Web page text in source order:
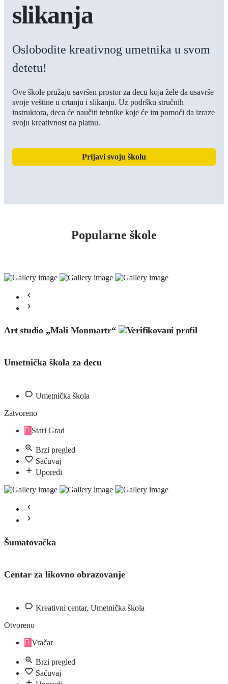
slikanja
Oslobodite kreativnog umetnika u svom
detetu!
Ove škole pružaju savršen prostor za decu koja žele da usavrše
svoje veštine u crtanju i slikanju. Uz podršku stručnih
instruktora, deca će naučiti tehnike koje će im pomoći da izraze
svoju kreativnost na platnu.
Prijavi svoju školu
Popularne škole
Art studio „Mali Monmartr“
Umetnička škola za decu
Umetnička škola
Zatvoreno
Stari Grad
Brzi pregled
Sačuvaj
Uporedi
Šumatovačka
Centar za likovno obrazovanje
Kreativni centar, Umetnička škola
Otvoreno
Vračar
Brzi pregled
Sačuvaj